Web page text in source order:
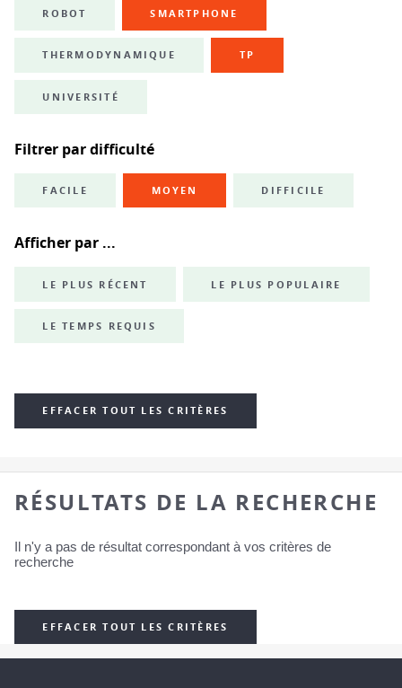
ROBOT SMARTPHONE
THERMODYNAMIQUE TP
UNIVERSITÉ
Filtrer par difficulté
FACILE MOYEN DIFFICILE
Afficher par ...
LE PLUS RÉCENT LE PLUS POPULAIRE
LE TEMPS REQUIS
EFFACER TOUT LES CRITÈRES
RÉSULTATS DE LA RECHERCHE
Il n'y a pas de résultat correspondant à vos critères de
recherche
EFFACER TOUT LES CRITÈRES